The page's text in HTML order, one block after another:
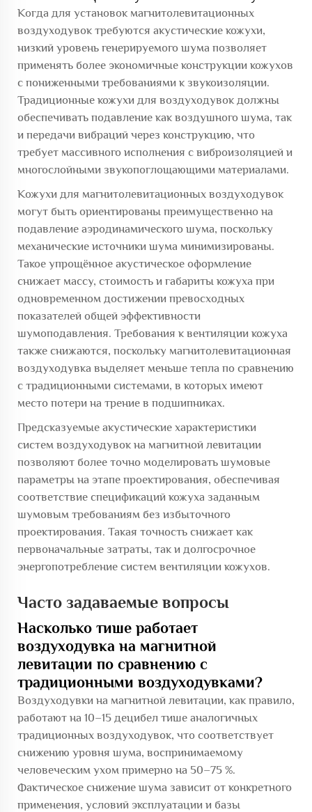
Когда для установок магнитолевитационных
воздуходувок требуются акустические кожухи,
низкий уровень генерируемого шума позволяет
применять более экономичные конструкции кожухов
с пониженными требованиями к звукоизоляции.
Традиционные кожухи для воздуходувок должны
обеспечивать подавление как воздушного шума, так
и передачи вибраций через конструкцию, что
требует массивного исполнения с виброизоляцией и
многослойными звукопоглощающими материалами.
Кожухи для магнитолевитационных воздуходувок
могут быть ориентированы преимущественно на
подавление аэродинамического шума, поскольку
механические источники шума минимизированы.
Такое упрощённое акустическое оформление
снижает массу, стоимость и габариты кожуха при
одновременном достижении превосходных
показателей общей эффективности
шумоподавления. Требования к вентиляции кожуха
также снижаются, поскольку магнитолевитационная
воздуходувка выделяет меньше тепла по сравнению
с традиционными системами, в которых имеют
место потери на трение в подшипниках.
Предсказуемые акустические характеристики
систем воздуходувок на магнитной левитации
позволяют более точно моделировать шумовые
параметры на этапе проектирования, обеспечивая
соответствие спецификаций кожуха заданным
шумовым требованиям без избыточного
проектирования. Такая точность снижает как
первоначальные затраты, так и долгосрочное
энергопотребление систем вентиляции кожухов.
Часто задаваемые вопросы
Насколько тише работает
воздуходувка на магнитной
левитации по сравнению с
традиционными воздуходувками?
Воздуходувки на магнитной левитации, как правило,
работают на 10–15 децибел тише аналогичных
традиционных воздуходувок, что соответствует
снижению уровня шума, воспринимаемому
человеческим ухом примерно на 50–75 %.
Фактическое снижение шума зависит от конкретного
применения, условий эксплуатации и базы